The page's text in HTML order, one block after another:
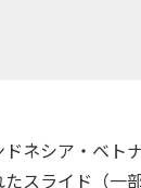
ネシア・ベト
スライド（一